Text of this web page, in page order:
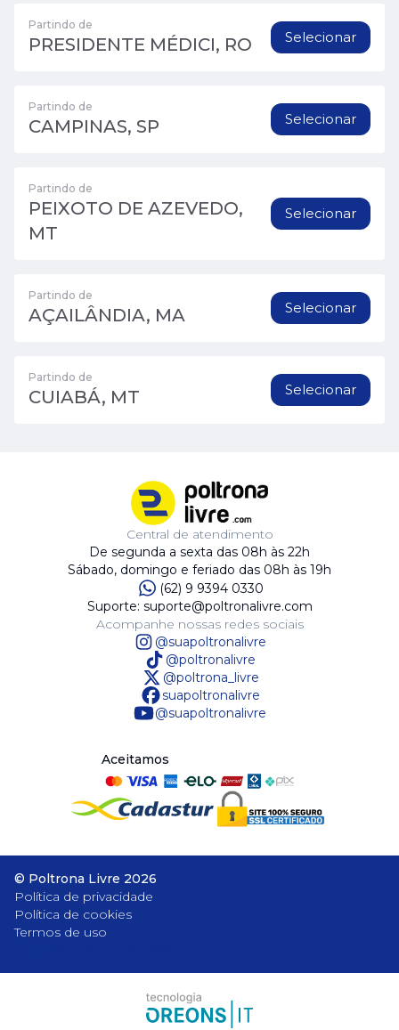
Partindo de
PRESIDENTE MÉDICI, RO Selecionar
Partindo de
CAMPINAS, SP Selecionar
Partindo de
PEIXOTO DE AZEVEDO,
MT
Selecionar
Partindo de
AÇAILÂNDIA, MA Selecionar
Partindo de
CUIABÁ, MT Selecionar
Central de atendimento
De segunda a sexta das 08h às 22h
Sábado, domingo e feriado das 08h às 19h
(62) 9 9394 0330
Suporte: suporte@poltronalivre.com
Acompanhe nossas redes sociais
@suapoltronalivre
@poltronalivre
@poltrona_livre
suapoltronalivre
@suapoltronalivre
Aceitamos
© Poltrona Livre 2026
Política de privacidade
Política de cookies
Termos de uso